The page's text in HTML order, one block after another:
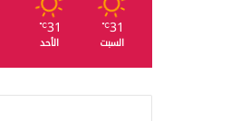
31
℃
السبت
31
℃
الأحد